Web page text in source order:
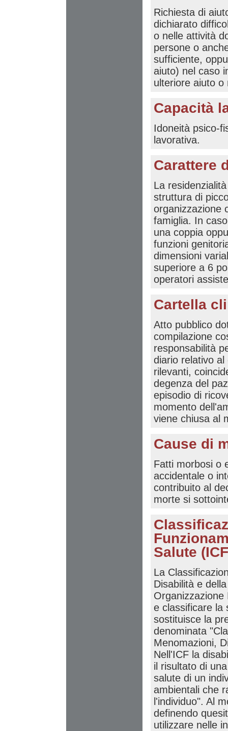
Richiesta di
dichiarato
o nelle attività
persone o
sufficiente,
aiuto) nel caso
ulteriore aiuto
Capacità
Idoneità psico-
lavorativa.
Carattere
La
struttura di
organizzazione
famiglia. In
una coppia
funzioni
dimensioni
superiore a 6
operatori
Cartella
Atto pubblico
compilazione
responsabilità
diario relativo
rilevanti,
degenza del
episodio di
momento
viene chiusa al
Cause di
Fatti morbosi o
accidentale o
contribuito al
morte si
Salute
La
Disabilità e
e classificare la
sostituisce la
denominata
Menomazioni,
Nell'ICF la
il risultato di
salute di un
ambientali che
l'individuo". Al
definendo
utilizzare nelle